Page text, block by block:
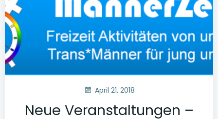
April 21, 2018
Neue Veranstaltungen –